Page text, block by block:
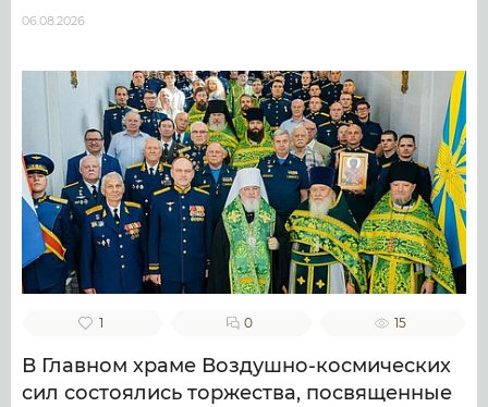
06.08.2026
1 0 15
В Главном храме Воздушно-космических
сил состоялись торжества, посвященные